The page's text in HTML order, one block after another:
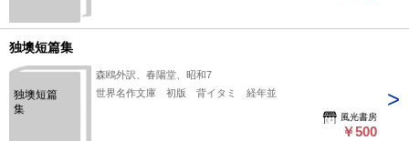
独墺短篇集
独墺短篇
集
森鴎外訳、春陽堂、昭和7
世界名作文庫 初版 背イタミ 経年並
風光書房
￥500